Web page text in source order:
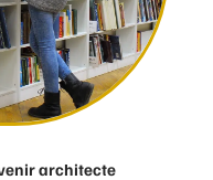
architecte